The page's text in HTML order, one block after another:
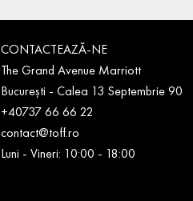
CONTACTEAZĂ-NE
The Grand Avenue Marriott
București - Calea 13 Septembrie 90
+40737 66 66 22
contact@toff.ro
Luni - Vineri: 10:00 - 18:00